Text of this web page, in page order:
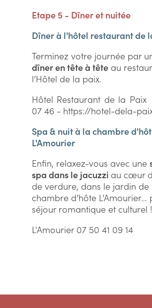
Etape 5 - Dîner et nuitée
Dîner à l'hôtel restaurant de
Terminez votre journée par
dîner en tête à tête au
l’Hôtel de la paix.
Hôtel Restaurant de la
07 46 - https://hotel-dela-
Spa & nuit à la chambre
L'Amourier
Enfin, relaxez-vous avec une
spa dans le jacuzzi au cœur
de verdure, dans le jardin de
chambre d’hôte L’Amourier…
séjour romantique et culturel !
L'Amourier 07 50 41 09 14